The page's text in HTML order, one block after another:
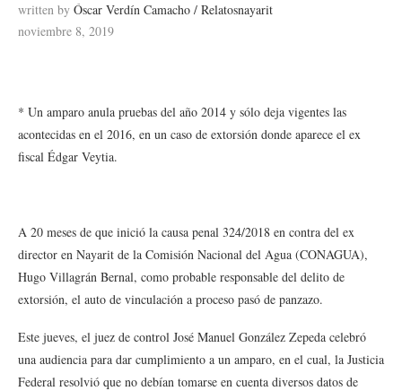
written by Óscar Verdín Camacho / Relatosnayarit
noviembre 8, 2019
* Un amparo anula pruebas del año 2014 y sólo deja vigentes las
acontecidas en el 2016, en un caso de extorsión donde aparece el ex
fiscal Édgar Veytia.
A 20 meses de que inició la causa penal 324/2018 en contra del ex
director en Nayarit de la Comisión Nacional del Agua (CONAGUA),
Hugo Villagrán Bernal, como probable responsable del delito de
extorsión, el auto de vinculación a proceso pasó de panzazo.
Este jueves, el juez de control José Manuel González Zepeda celebró
una audiencia para dar cumplimiento a un amparo, en el cual, la Justicia
Federal resolvió que no debían tomarse en cuenta diversos datos de